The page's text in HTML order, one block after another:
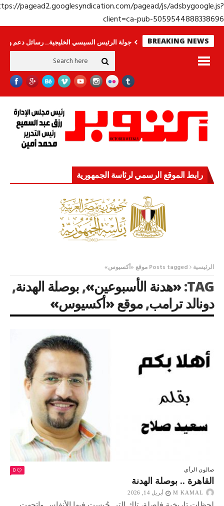
https://pagead2.googlesyndication.com/pagead/js/
client=ca-pub-
BREAKING NEWS
وحراس لا ينامون جولة الرئيس السيسي الخليجية.. رسائل دعم وتضامن
رابط الموقع الرسمي لرئاسة الجمهورية
الرئيسية Posts tagged موقع «أكسيوس»
TAG: «هدنة الأسبوعين»,بوصلة الهدنة,
دونالد ترامب,موقع «أكسيوس»
صالون الرأي 0
القاهرة .. بوصلة الهدنة
M KAMAL أبريل 14, 2026